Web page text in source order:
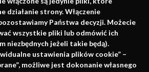
działanie strony. Włączenie
Państwa decyzji. Możecie
wszystkie pliki lub odmówić ich
niezbędnych jeżeli takie będą).
ustawienia plików cookie” –
możliwe jest dokonanie własnego
Napisz do nas